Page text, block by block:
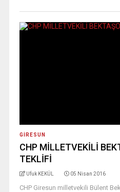
GIRESUN
CHP MİLLETVEKİLİ
TEKLİFİ
Ufuk KEKÜL 05 Nisan 2016
CHP Giresun milletvekili Bülent